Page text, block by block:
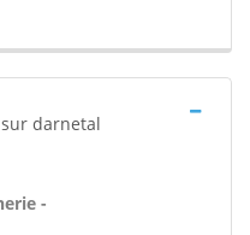
darnetal
-